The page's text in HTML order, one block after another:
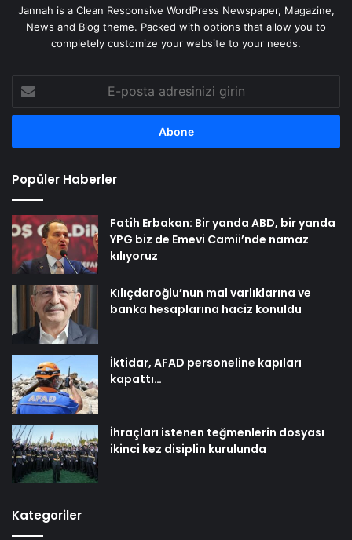
Jannah is a Clean Responsive WordPress Newspaper, Magazine,
News and Blog theme. Packed with options that allow you to
completely customize your website to your needs.
posta
adresinizi
Popüler Haberler
Fatih Erbakan: Bir yanda ABD, bir yanda
YPG biz de Emevi Camii’nde namaz
kılıyoruz
Kılıçdaroğlu’nun mal varlıklarına ve
banka hesaplarına haciz konuldu
İktidar, AFAD personeline kapıları
kapattı…
İhraçları istenen teğmenlerin dosyası
ikinci kez disiplin kurulunda
Kategoriler